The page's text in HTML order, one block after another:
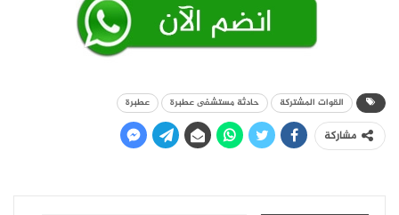
القوات المشتركة حادثة مستشفى عطبرة عطبرة
مشاركة